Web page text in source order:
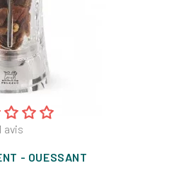
avis
- OUESSANT